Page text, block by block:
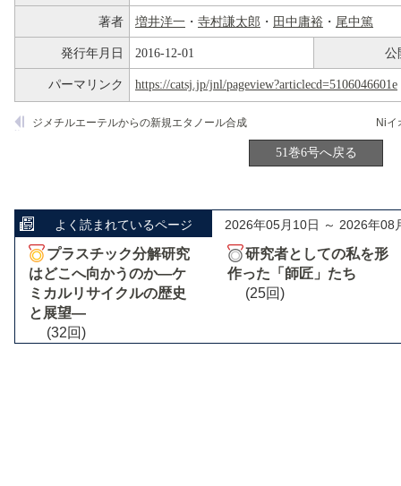
著者 増井洋一 ・ 寺村謙太郎 ・ 田中庸裕 ・ 尾中篤
発行年月日 2016-12-01 公
パーマリンク https://catsj.jp/jnl/pageview?articlecd=5106046601e
ジメチルエーテルからの新規エタノール合成
51巻6号へ戻る
よく読まれているページ 2026年05月10日 ～ 2026年08
プラスチック分解研究
はどこへ向かうのか―ケ
ミカルリサイクルの歴史
と展望―
(32回)
研究者としての私を形
作った「師匠」たち
(25回)